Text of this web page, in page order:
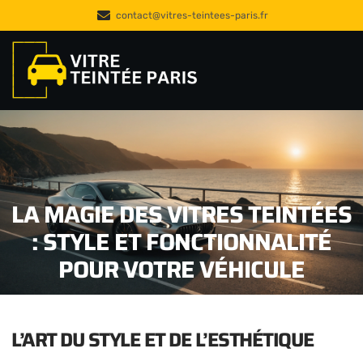
contact@vitres-teintees-paris.fr
LA MAGIE DES VITRES TEINTÉES
: STYLE ET FONCTIONNALITÉ
POUR VOTRE VÉHICULE
L’ART DU STYLE ET DE L’ESTHÉTIQUE